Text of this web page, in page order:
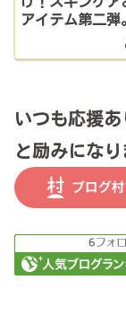
アイテム第二弾
い！
いつも応援
と励みになり